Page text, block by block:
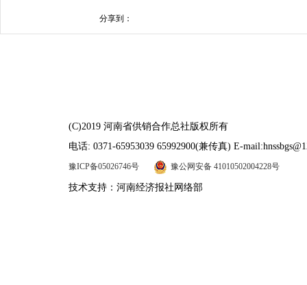
分享到：
(C)2019 河南省供销合作总社版权所有
电话: 0371-65953039 65992900(兼传真) E-
豫ICP备05026746号 豫公网安备 41010502004228号
技术支持：河南经济报社网络部